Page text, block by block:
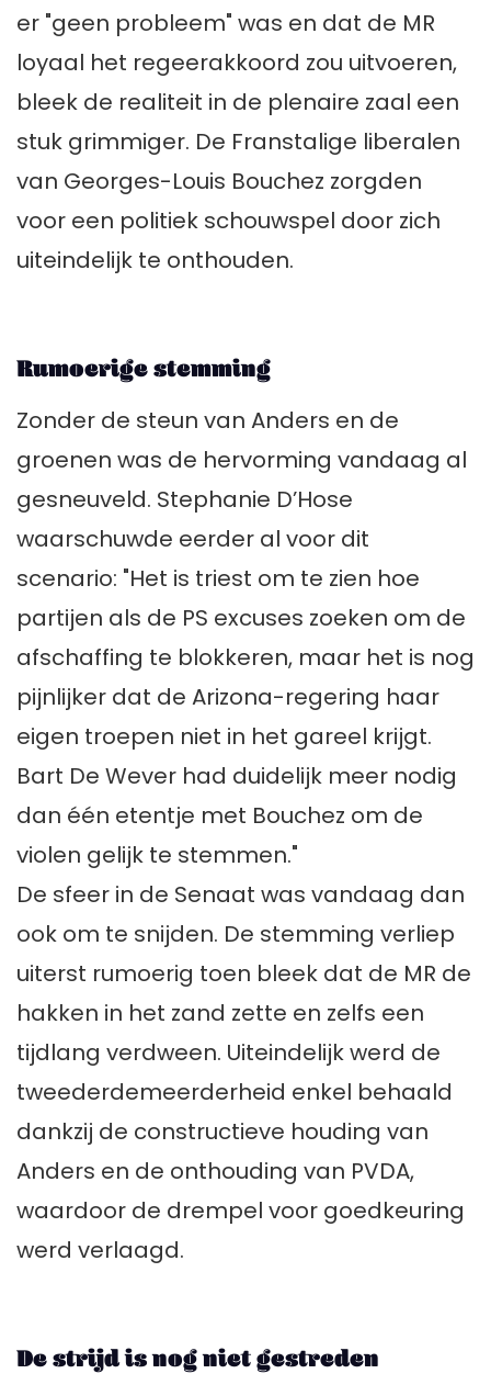
er "geen probleem" was en dat de MR
loyaal het regeerakkoord zou uitvoeren,
bleek de realiteit in de plenaire zaal een
stuk grimmiger. De Franstalige liberalen
van Georges-Louis Bouchez zorgden
voor een politiek schouwspel door zich
uiteindelijk te onthouden.
Rumoerige stemming
Zonder de steun van Anders en de
groenen was de hervorming vandaag al
gesneuveld. Stephanie D’Hose
waarschuwde eerder al voor dit
scenario: "Het is triest om te zien hoe
partijen als de PS excuses zoeken om de
afschaffing te blokkeren, maar het is nog
pijnlijker dat de Arizona-regering haar
eigen troepen niet in het gareel krijgt.
Bart De Wever had duidelijk meer nodig
dan één etentje met Bouchez om de
violen gelijk te stemmen."
De sfeer in de Senaat was vandaag dan
ook om te snijden. De stemming verliep
uiterst rumoerig toen bleek dat de MR de
hakken in het zand zette en zelfs een
tijdlang verdween. Uiteindelijk werd de
tweederdemeerderheid enkel behaald
dankzij de constructieve houding van
Anders en de onthouding van PVDA,
waardoor de drempel voor goedkeuring
werd verlaagd.
De strijd is nog niet gestreden